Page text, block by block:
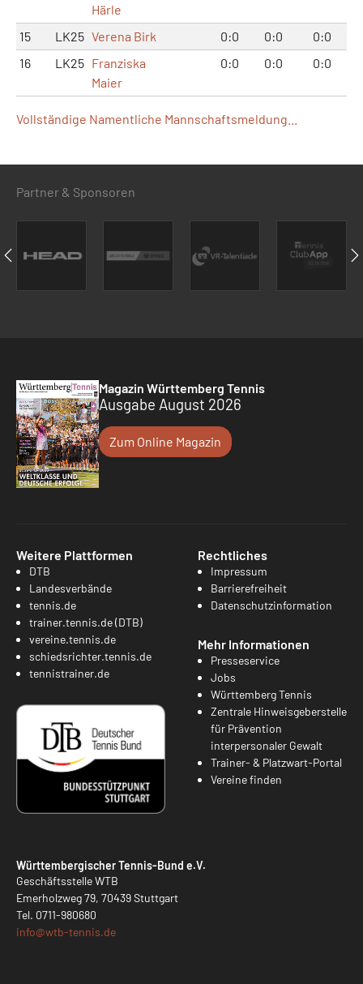
Härle
15 LK25 Verena Birk 0:0 0:0
0:0
16
LK25 Franziska
Maier
0:0 0:0 0:0
Vollständige Namentliche Mannschaftsmeldung...
Partner & Sponsoren
Magazin Württemberg Tennis
Ausgabe August 2026
Zum Online Magazin
Weitere Plattformen
DTB
Landesverbände
tennis.de
trainer.tennis.de (DTB)
vereine.tennis.de
schiedsrichter.tennis.de
tennistrainer.de
Rechtliches
Impressum
Barrierefreiheit
Datenschutzinformation
Mehr Informationen
Presseservice
Jobs
Württemberg Tennis
Zentrale Hinweisgeberstelle
für Prävention
interpersonaler Gewalt
Trainer- & Platzwart-Portal
Vereine finden
Württembergischer Tennis-Bund e.V.
Geschäftsstelle WTB
Emerholzweg 79, 70439 Stuttgart
Tel. 0711-980680
info@wtb-tennis.de